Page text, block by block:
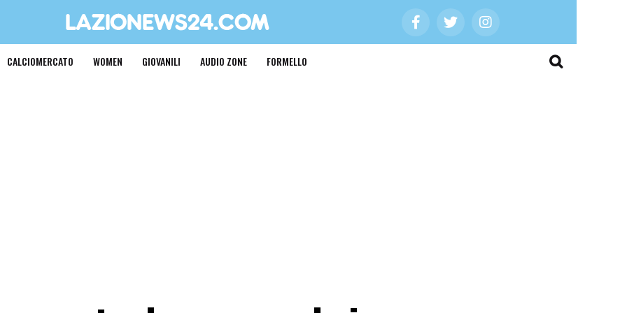
CALCIOMERCATO WOMEN GIOVANILI AUDIO ZONE FORMELLO